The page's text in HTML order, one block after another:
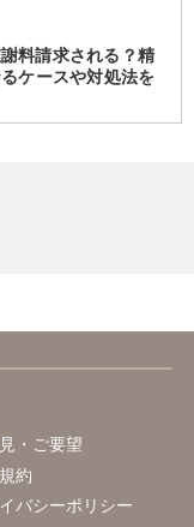
料請求される？精
ケースや対処法を
・ご要望
約
バシーポリシー